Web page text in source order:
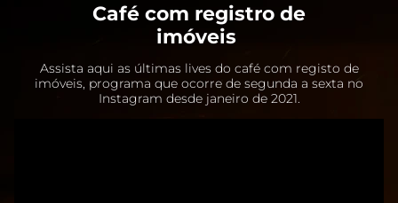
Café com registro de
imóveis
Assista aqui as últimas lives do café com registo de
imóveis, programa que ocorre de segunda a sexta no
Instagram desde janeiro de 2021.